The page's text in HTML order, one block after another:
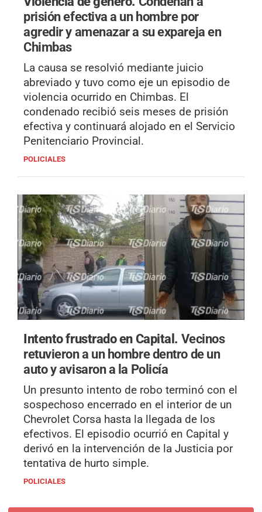
prisión efectiva a un hombre por
agredir y amenazar a su expareja en
Chimbas
La causa se resolvió mediante juicio
abreviado y tuvo como eje un episodio de
violencia ocurrido en Chimbas. El
condenado recibió seis meses de prisión
efectiva y continuará alojado en el Servicio
Penitenciario Provincial.
POLICIALES
Intento frustrado en Capital. Vecinos
retuvieron a un hombre dentro de un
auto y avisaron a la Policía
Un presunto intento de robo terminó con el
sospechoso encerrado en el interior de un
Chevrolet Corsa hasta la llegada de los
efectivos. El episodio ocurrió en Capital y
derivó en la intervención de la Justicia por
tentativa de hurto simple.
POLICIALES